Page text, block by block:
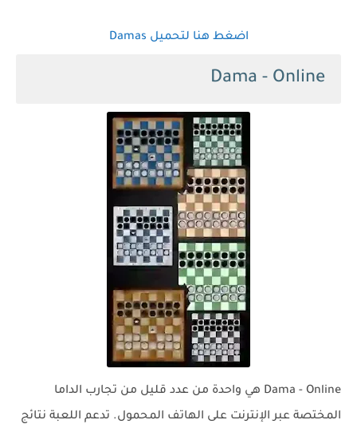
اضغط هنا لتحميل Damas
Dama - Online
Dama - Online هي واحدة من عدد قليل من تجارب الداما
المختصة عبر الإنترنت على الهاتف المحمول. تدعم اللعبة نتائج